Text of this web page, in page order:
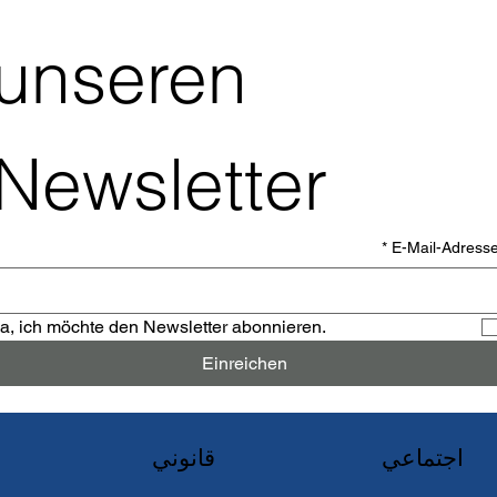
E-Mail-
*
ich möchte den Newsletter abonnieren.
Einreichen
قانوني اجتماعي